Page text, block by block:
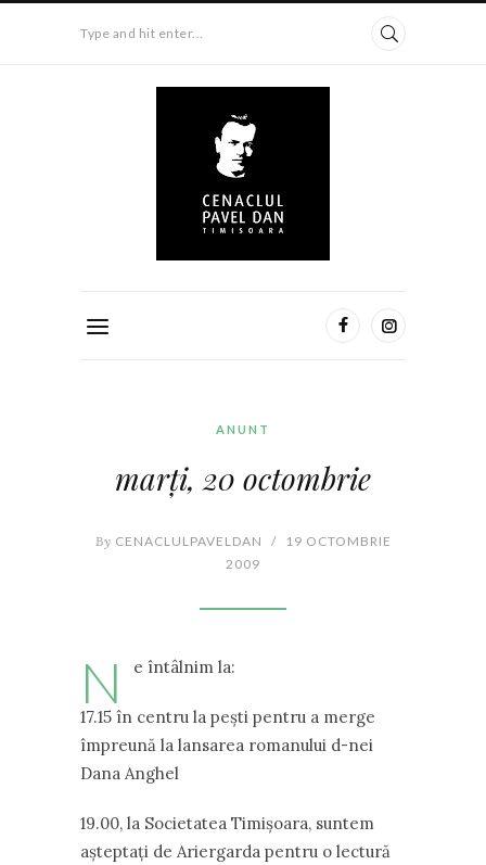
Type and hit enter...
ANUNT
marţi, 20 octombrie
By CENACLULPAVELDAN /
19 OCTOMBRIE
2009
N e întâlnim la:
17.15 în centru la peşti pentru a merge
împreună la lansarea romanului d-nei
Dana Anghel
19.00, la Societatea Timişoara, suntem
aşteptaţi de Ariergarda pentru o lectură